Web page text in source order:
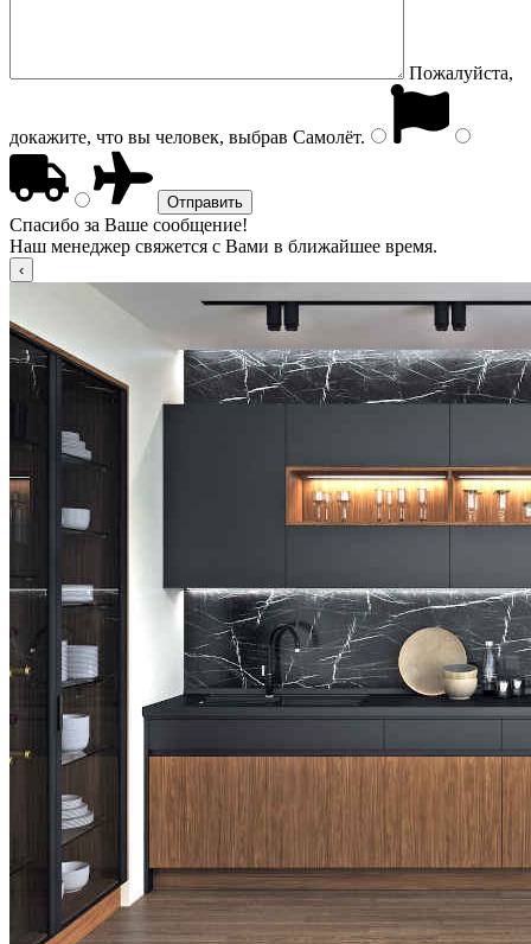
Пожалуйста,
докажите, что вы человек, выбрав Самолёт.
Спасибо за Ваше сообщение!
Наш менеджер свяжется с Вами в ближайшее время.